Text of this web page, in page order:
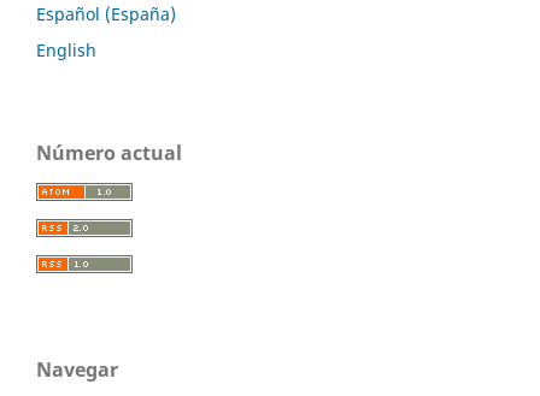
Español (España)
English
Número actual
Navegar